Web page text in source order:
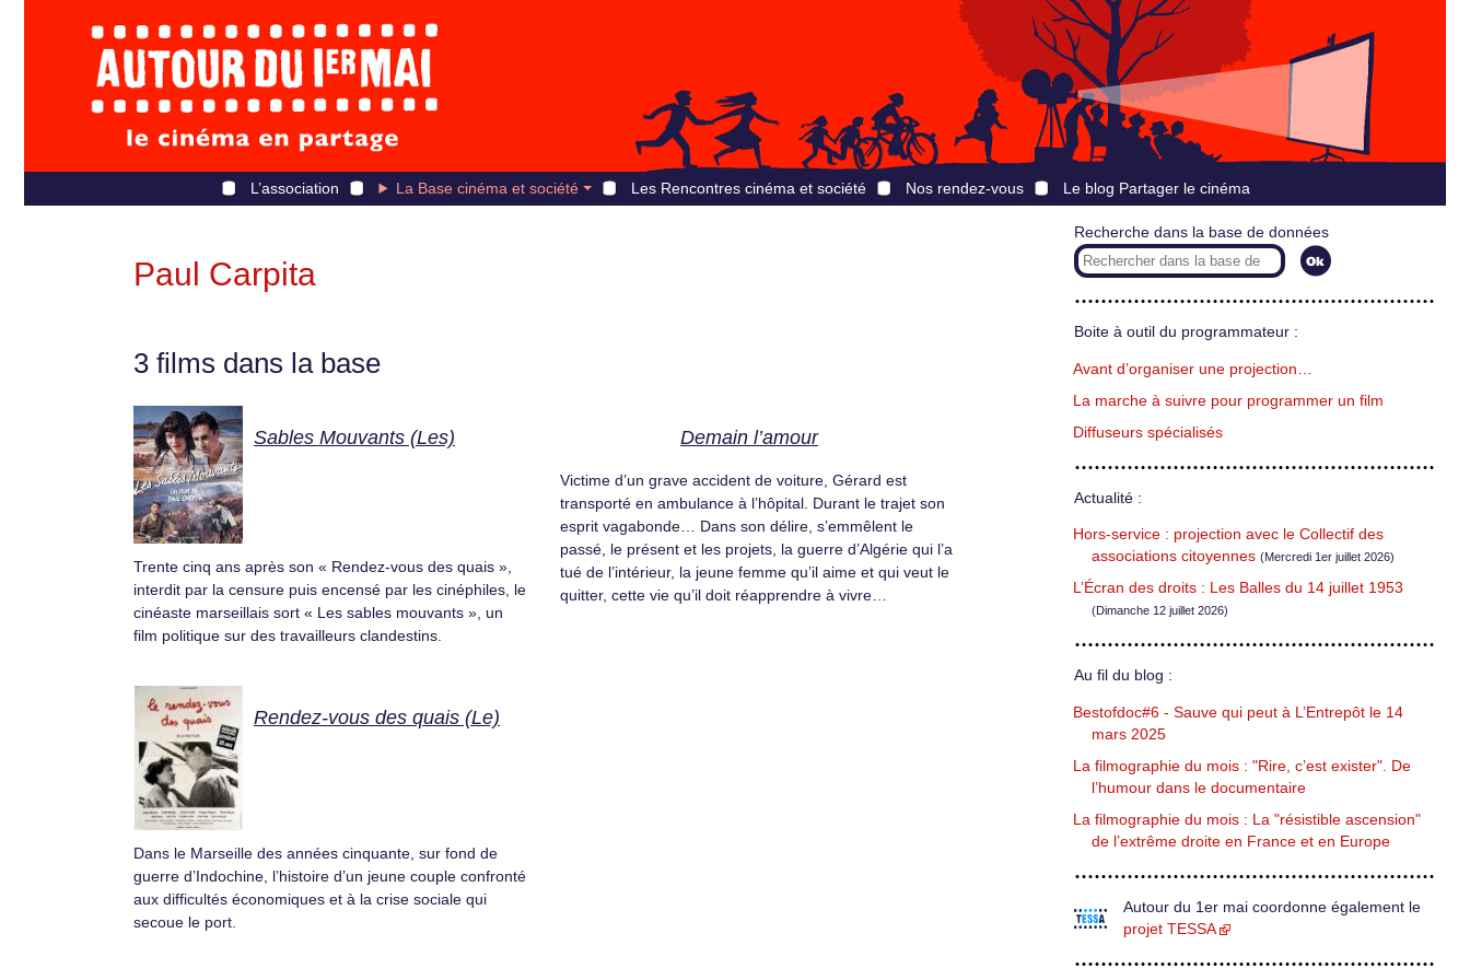
L’association La Base cinéma et société Les Rencontres cinéma et société Nos rendez-vous Le blog Partager le cinéma
Paul Carpita
3 films dans la base
Sables Mouvants (Les)
Trente cinq ans après son « Rendez-vous des quais »,
interdit par la censure puis encensé par les cinéphiles, le
cinéaste marseillais sort « Les sables mouvants », un
film politique sur des travailleurs clandestins.
Demain l’amour
Victime d’un grave accident de voiture, Gérard est
transporté en ambulance à l’hôpital. Durant le trajet son
esprit vagabonde… Dans son délire, s’emmêlent le
passé, le présent et les projets, la guerre d’Algérie qui l’a
tué de l’intérieur, la jeune femme qu’il aime et qui veut le
quitter, cette vie qu’il doit réapprendre à vivre…
Rendez-vous des quais (Le)
Dans le Marseille des années cinquante, sur fond de
guerre d’Indochine, l’histoire d’un jeune couple confronté
aux difficultés économiques et à la crise sociale qui
secoue le port.
Recherche dans la base de données
Boite à outil du programmateur :
Avant d’organiser une projection…
La marche à suivre pour programmer un film
Diffuseurs spécialisés
Actualité :
Hors-service : projection avec le Collectif des
associations citoyennes (Mercredi 1er juillet 2026)
L’Écran des droits : Les Balles du 14 juillet 1953
(Dimanche 12 juillet 2026)
Au fil du blog :
Bestofdoc#6 - Sauve qui peut à L’Entrepôt le 14
mars 2025
La filmographie du mois : "Rire, c’est exister". De
l’humour dans le documentaire
La filmographie du mois : La "résistible ascension"
de l’extrême droite en France et en Europe
Autour du 1er mai coordonne également le
projet TESSA